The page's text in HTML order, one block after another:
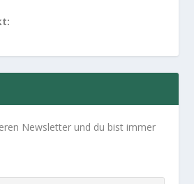
Newsletter und du bist immer